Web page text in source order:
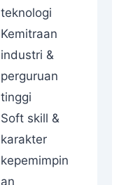
teknologi
Kemitraan
industri &
perguruan
tinggi
Soft skill &
karakter
kepemimpin
an